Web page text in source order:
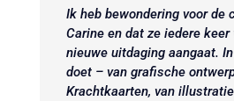
Ik heb bewondering voor de
Carine en dat ze iedere keer
nieuwe uitdaging aangaat.
doet – van grafische
Krachtkaarten, van